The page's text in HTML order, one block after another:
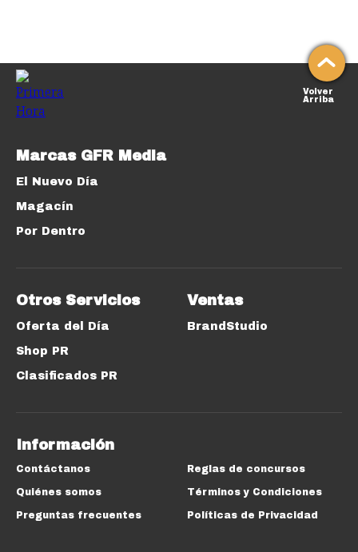
Volver
Arriba
Marcas GFR Media
El Nuevo Día
Magacín
Por Dentro
Otros Servicios
Oferta del Día
Shop PR
Clasificados PR
Ventas
BrandStudio
Información
Contáctanos
Quiénes somos
Preguntas frecuentes
Reglas de concursos
Términos y Condiciones
Políticas de Privacidad